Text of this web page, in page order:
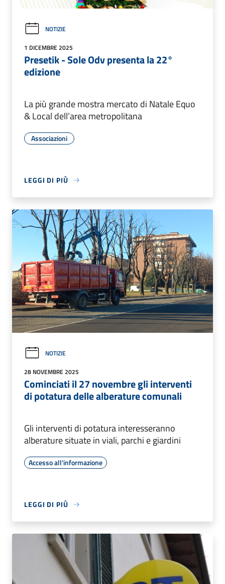
NOTIZIE
1 DICEMBRE 2025
Presetik - Sole Odv presenta la 22°
edizione
La più grande mostra mercato di Natale Equo
& Local dell’area metropolitana
Associazioni
LEGGI DI PIÙ
NOTIZIE
28 NOVEMBRE 2025
Cominciati il 27 novembre gli interventi
di potatura delle alberature comunali
Gli interventi di potatura interesseranno
alberature situate in viali, parchi e giardini
Accesso all'informazione
LEGGI DI PIÙ